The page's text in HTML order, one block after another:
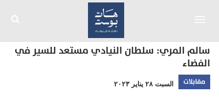
سالم المري: سلطان النيادي مستعد للسير في
الفضاء
مقابلات السبت ٢٨ يناير ٢٠٢٣